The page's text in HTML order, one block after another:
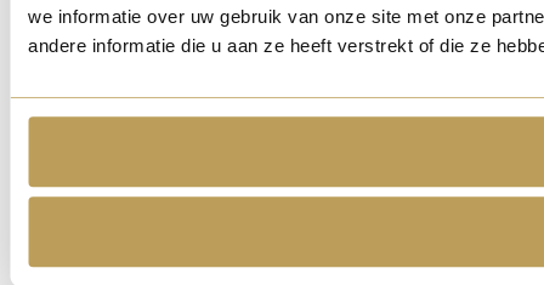
we informatie over uw gebruik van onze site met onze
andere informatie die u aan ze heeft verstrekt of die ze